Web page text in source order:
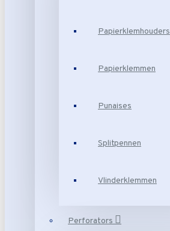
Papierklemhouders
Papierklemmen
Punaises
Splitpennen
Vlinderklemmen
Perforators